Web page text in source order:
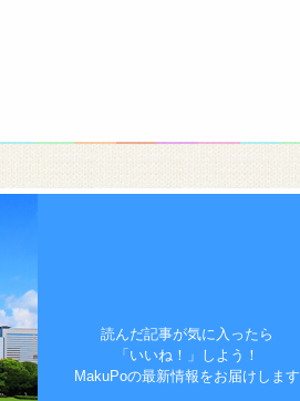
読んだ記事が気に入ったら
「いいね！」しよう！
MakuPoの最新情報をお届けします